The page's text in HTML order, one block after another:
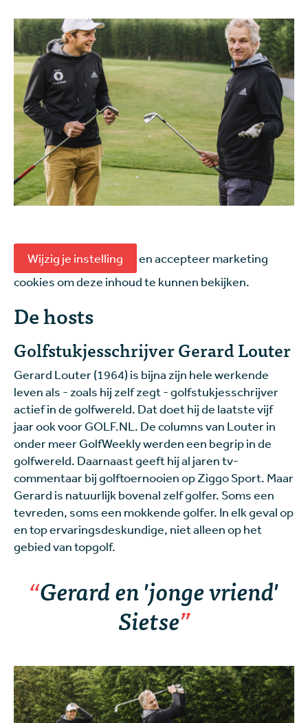
Wijzig je instelling
en accepteer marketing
cookies om deze inhoud te kunnen bekijken.
De hosts
Golfstukjesschrijver Gerard Louter
Gerard Louter (1964) is bijna zijn hele werkende
leven als - zoals hij zelf zegt - golfstukjesschrijver
actief in de golfwereld. Dat doet hij de laatste vijf
jaar ook voor GOLF.NL. De columns van Louter in
onder meer GolfWeekly werden een begrip in de
golfwereld. Daarnaast geeft hij al jaren tv-
commentaar bij golftoernooien op Ziggo Sport. Maar
Gerard is natuurlijk bovenal zelf golfer. Soms een
tevreden, soms een mokkende golfer. In elk geval op
en top ervaringsdeskundige, niet alleen op het
gebied van topgolf.
Gerard en 'jonge vriend'
Sietse